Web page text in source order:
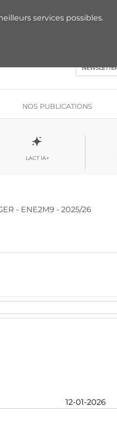
AVEC UN EXPERT
NOS PUBLICATIONS
LACT IA+
- ENE2M9 - 2025/26
12-01-2026
services possibles.